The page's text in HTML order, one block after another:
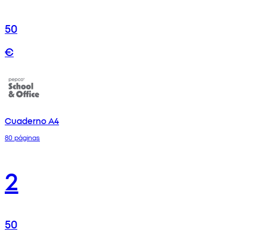
50
€
Cuaderno A4
80 páginas
2
50